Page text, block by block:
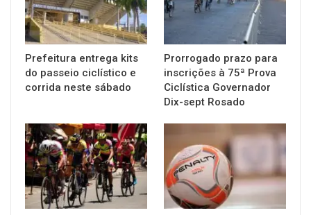
Prefeitura entrega kits
do passeio ciclístico e
corrida neste sábado
Prorrogado prazo para
inscrições à 75ª Prova
Ciclística Governador
Dix-sept Rosado